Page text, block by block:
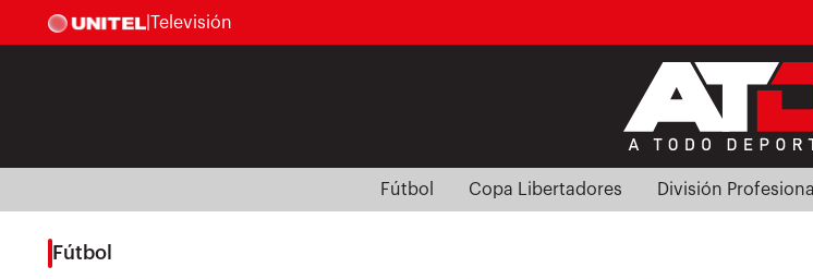
Televisión
Fútbol Copa Libertadores División Profesional
Fútbol